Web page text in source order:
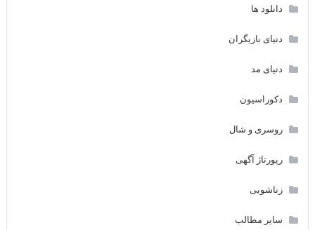
دانلود ها
دنیای بازیگران
دنیای مد
دکوراسیون
روسری و شال
رپورتاژ آگهی
زناشویی
سایر مطالب